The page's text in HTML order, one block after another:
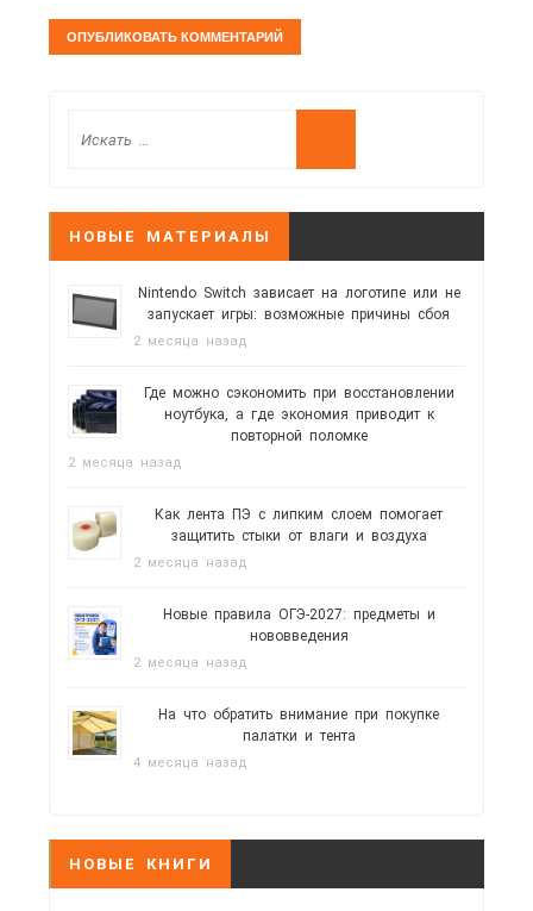
НОВЫЕ МАТЕРИАЛЫ
Nintendo Switch зависает на логотипе или не
запускает игры: возможные причины сбоя
2 месяца назад
Где можно сэкономить при восстановлении
ноутбука, а где экономия приводит к
повторной поломке
2 месяца назад
Как лента ПЭ с липким слоем помогает
защитить стыки от влаги и воздуха
2 месяца назад
Новые правила ОГЭ-2027: предметы и
нововведения
2 месяца назад
На что обратить внимание при покупке
палатки и тента
4 месяца назад
НОВЫЕ КНИГИ